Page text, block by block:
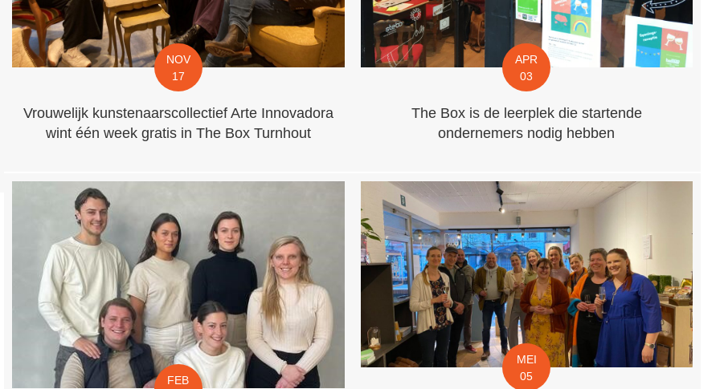
NOV
17
Vrouwelijk kunstenaarscollectief Arte Innovadora
wint één week gratis in The Box Turnhout
APR
03
The Box is de leerplek die startende
ondernemers nodig hebben
FEB
MEI
05